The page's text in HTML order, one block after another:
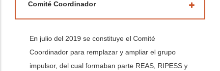
Comité Coordinador
En julio del 2019 se constituye el Comité
Coordinador para remplazar y ampliar el grupo
impulsor, del cual formaban parte REAS, RIPESS y